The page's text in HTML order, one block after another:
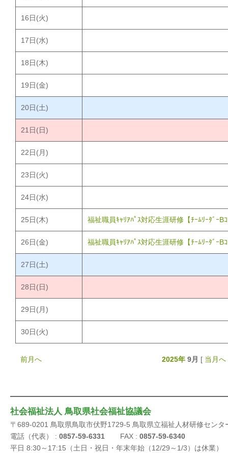
16日(火)
17日(水)
18日(木)
19日(金)
20日(土)
21 日(日)
22日(月)
23日(火)
24日(水)
25日(木) 福祉職員ｷｬﾘｱﾊﾟｽ対応生涯研修【ﾁｰﾑﾘｰﾀﾞｰ
26日(金) 福祉職員ｷｬﾘｱﾊﾟｽ対応生涯研修【ﾁｰﾑﾘｰﾀﾞｰ
27日(土)
28日(日)
29日(月)
30日(火)
前月へ 2025年 9月 [ 当月へ
社会福祉法人 鳥取県社会福祉協議会
〒689-0201 鳥取県鳥取市伏野1729-5 鳥取県立福祉人材研修センタ
電話（代表） : 0857-59-6331 FAX : 0857-59-6340
平日 8:30～17:15（土日・祝日・年末年始（12/29～1/3）は休業）